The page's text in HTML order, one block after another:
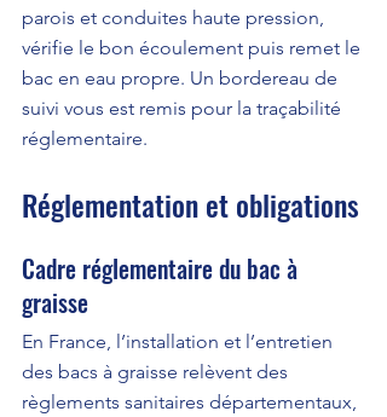
parois et conduites haute pression,
vérifie le bon écoulement puis remet le
bac en eau propre. Un bordereau de
suivi vous est remis pour la traçabilité
réglementaire.
Réglementation et obligations
Cadre réglementaire du bac à
graisse
En France, l’installation et l’entretien
des bacs à graisse relèvent des
règlements sanitaires départementaux,